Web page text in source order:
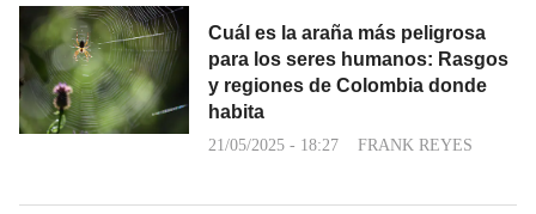
Cuál es la araña más peligrosa
para los seres humanos: Rasgos
y regiones de Colombia donde
habita
21/05/2025 - 18:27 FRANK REYES